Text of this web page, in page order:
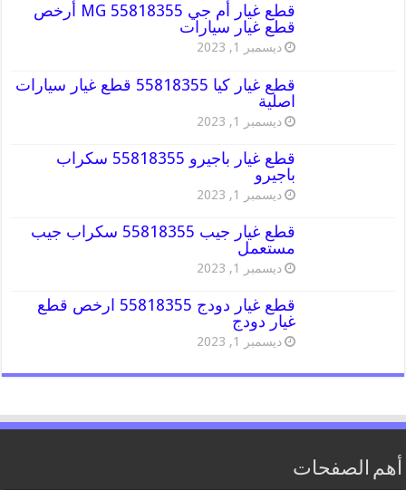
قطع غيار أم جي MG 55818355 أرخص
قطع غيار سيارات
ديسمبر 1, 2023
قطع غيار كيا 55818355 قطع غيار سيارات
اصلية
ديسمبر 1, 2023
قطع غيار باجيرو 55818355 سكراب
باجيرو
ديسمبر 1, 2023
قطع غيار جيب 55818355 سكراب جيب
مستعمل
ديسمبر 1, 2023
قطع غيار دودج 55818355 ارخص قطع
غيار دودج
ديسمبر 1, 2023
أهم الصفحات